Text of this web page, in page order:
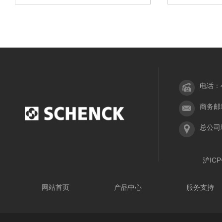
电话
商务
总公
沪
网站首页 产品中心 服务支持